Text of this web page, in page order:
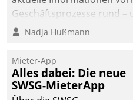
Geschäftsprozesse rund –
Nadja Hußmann
Mieter-App
Alles dabei: Die neue
SWSG-MieterApp